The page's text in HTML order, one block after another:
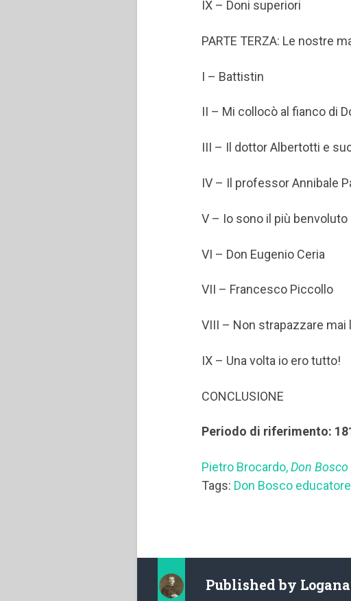
IX – Doni superiori
PARTE TERZA: Le nostre
I – Battistin
II – Mi collocò al fianco di
III – Il dottor Albertotti e
IV – Il professor Annibale
V – Io sono il più benvoluto
VI – Don Eugenio Ceria
VII – Francesco Piccollo
VIII – Non strapazzare mai
IX – Una volta io ero tutto!
CONCLUSIONE
Periodo di riferimento:
Pietro Brocardo,Don
Tags: Don Bosco educatore
Published by